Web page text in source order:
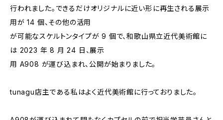
行われました。できるだけオリジナルに近い形に再生される展示
用が 14 個、その他の活用
が可能なスケルトンタイプが 9 個で、和歌山県立近代美術館に
は 2023 年 8 月 24 日、展示
用 A908 が運び込まれ、公開が始まりました。
tunagu店主である私はよく近代美術館に行っておりました。